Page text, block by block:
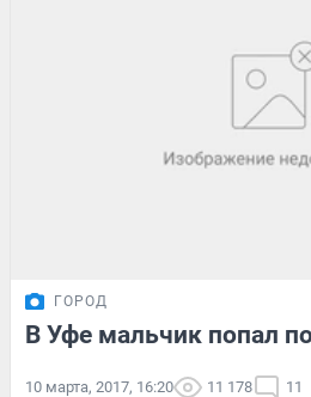
ГОРОД
В Уфе мальчик попал
10 марта, 2017, 16:20 11 178 11